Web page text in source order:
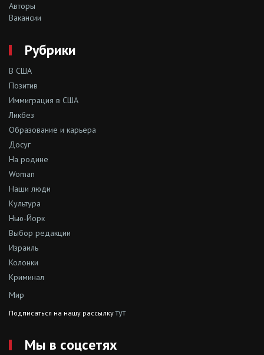
Авторы
Вакансии
Рубрики
В США
Позитив
Иммиграция в США
Ликбез
Образование и карьера
Досуг
На родине
Woman
Наши люди
Культура
Нью-Йорк
Выбор редакции
Израиль
Колонки
Криминал
Мир
Подписаться на нашу рассылкутут
Мы в соцсетях